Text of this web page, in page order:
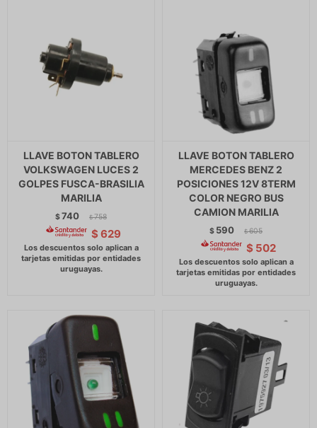
LLAVE BOTON TABLERO
VOLKSWAGEN LUCES 2
GOLPES FUSCA-BRASILIA
MARILIA
$740 $ 758
$ 629
LLAVE BOTON TABLERO
MERCEDES BENZ 2
POSICIONES 12V 8TERM
COLOR NEGRO BUS
CAMION MARILIA
$ 590 $ 605
$ 502